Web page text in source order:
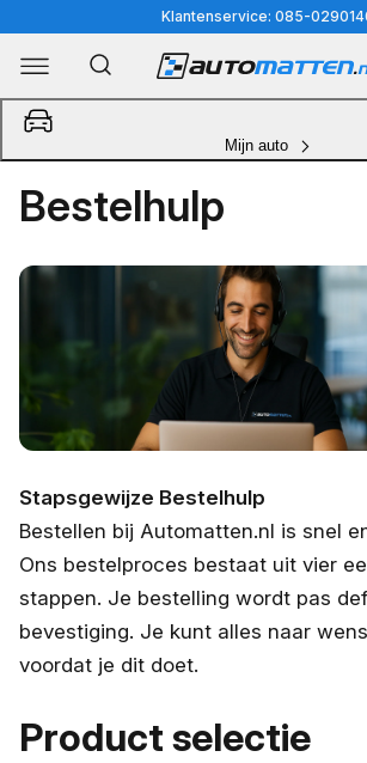
naar
content
Klantenservice: 085-
Mijn auto
Bestelhulp
Stapsgewijze Bestelhulp
Bestellen bij Automatten.nl is snel
Ons bestelproces bestaat uit vier
stappen. Je bestelling wordt pas
bevestiging. Je kunt alles naar
voordat je dit doet.
Product selectie